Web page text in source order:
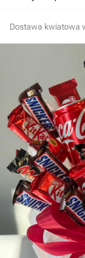
Dostawa kwiatowa